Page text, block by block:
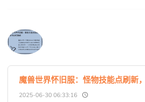
魔兽世界怀旧服：怪物技能点刷新
2025-06-30 06:33:16